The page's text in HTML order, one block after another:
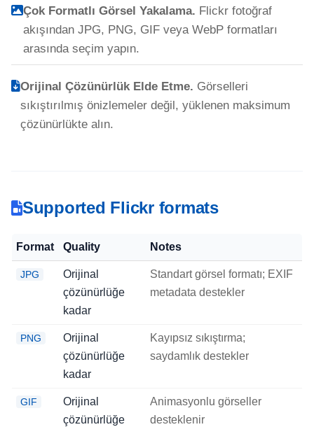
Çok Formatlı Görsel Yakalama. Flickr fotoğraf
akışından JPG, PNG, GIF veya WebP formatları
arasında seçim yapın.
Orijinal Çözünürlük Elde Etme. Görselleri
sıkıştırılmış önizlemeler değil, yüklenen maksimum
çözünürlükte alın.
Supported Flickr formats
Format Quality Notes
JPG
Orijinal
çözünürlüğe
kadar
Standart görsel formatı; EXIF
metadata destekler
PNG
Orijinal
çözünürlüğe
kadar
Kayıpsız sıkıştırma;
saydamlık destekler
GIF
Orijinal
çözünürlüğe
Animasyonlu görseller
desteklenir